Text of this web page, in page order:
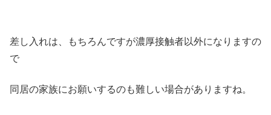
差し入れは、もちろんですが濃厚接触者以外になりますの
で
同居の家族にお願いするのも難しい場合がありますね。